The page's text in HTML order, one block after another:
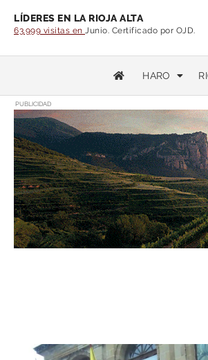
LÍDERES EN LA RIOJA ALTA
63.999 visitas en Junio. Certificado por OJD.
HARO
PUBLICIDAD